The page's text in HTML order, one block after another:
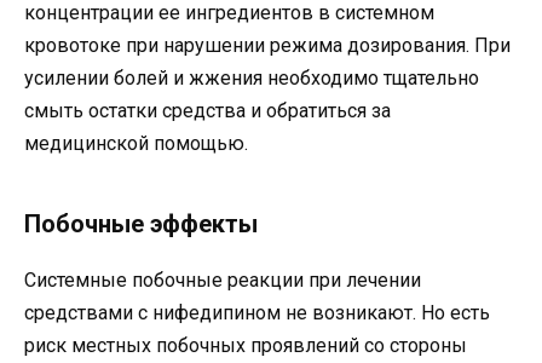
концентрации ее ингредиентов в системном
кровотоке при нарушении режима дозирования. При
усилении болей и жжения необходимо тщательно
смыть остатки средства и обратиться за
медицинской помощью.
Побочные эффекты
Системные побочные реакции при лечении
средствами с нифедипином не возникают. Но есть
риск местных побочных проявлений со стороны